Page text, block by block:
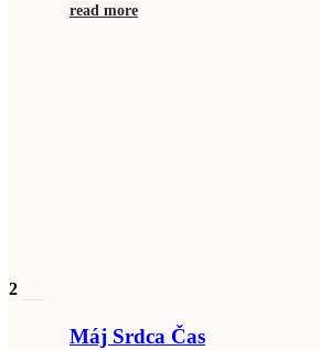
read more
2
Máj Srdca Čas